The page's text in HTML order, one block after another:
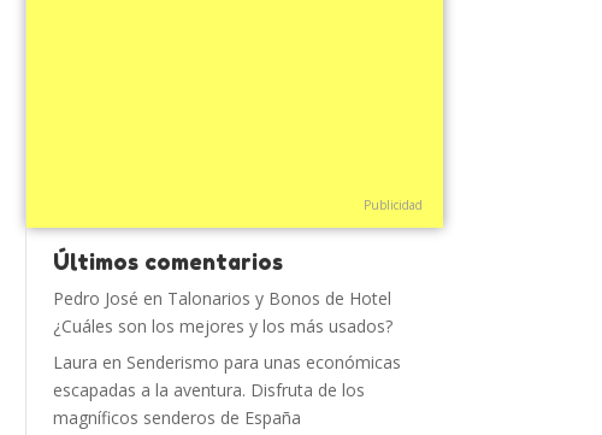
Publicidad
Últimos comentarios
Pedro José en Talonarios y Bonos de Hotel
¿Cuáles son los mejores y los más usados?
Laura en Senderismo para unas económicas
escapadas a la aventura. Disfruta de los
magníficos senderos de España